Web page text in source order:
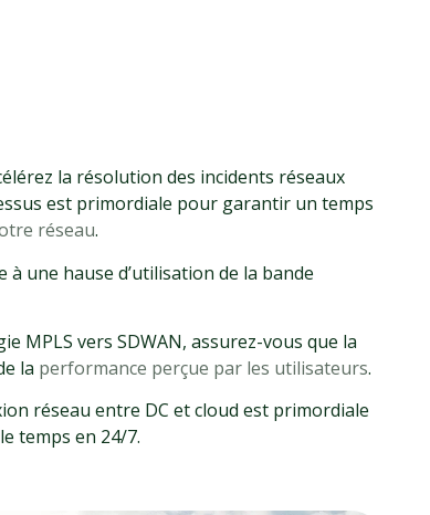
la résolution des incidents réseaux
est primordiale pour garantir un temps
réseau.
une hause d’utilisation de la bande
MPLS vers SDWAN, assurez-vous que la
la performance perçue par les utilisateurs.
réseau entre DC et cloud est primordiale
temps en 24/7.